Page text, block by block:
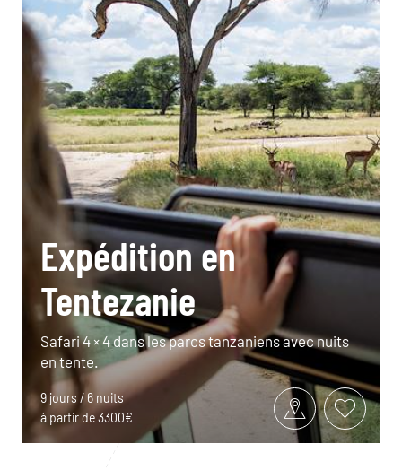
Expédition en
Tentezanie
Safari 4 × 4 dans les parcs tanzaniens avec nuits
en tente.
9 jours / 6 nuits
à partir de 3300€